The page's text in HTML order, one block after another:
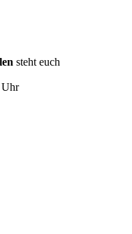
steht euch
Uhr